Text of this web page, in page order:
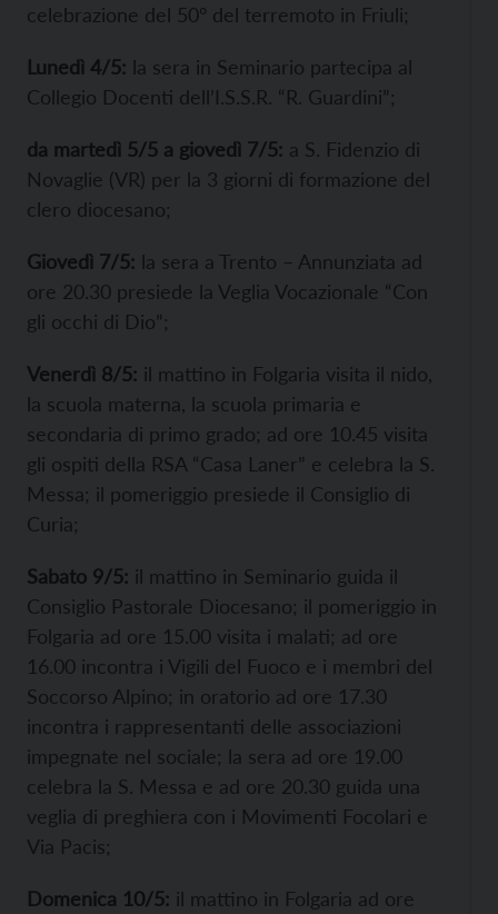
celebrazione del 50° del terremoto in Friuli;
Lunedì 4/5: la sera in Seminario partecipa al
Collegio Docenti dell’I.S.S.R. “R. Guardini”;
da martedì 5/5 a giovedì 7/5: a S. Fidenzio di
Novaglie (VR) per la 3 giorni di formazione del
clero diocesano;
Giovedì 7/5: la sera a Trento – Annunziata ad
ore 20.30 presiede la Veglia Vocazionale “Con
gli occhi di Dio”;
Venerdì 8/5: il mattino in Folgaria visita il nido,
la scuola materna, la scuola primaria e
secondaria di primo grado; ad ore 10.45 visita
gli ospiti della RSA “Casa Laner” e celebra la S.
Messa; il pomeriggio presiede il Consiglio di
Curia;
Sabato 9/5: il mattino in Seminario guida il
Consiglio Pastorale Diocesano; il pomeriggio in
Folgaria ad ore 15.00 visita i malati; ad ore
16.00 incontra i Vigili del Fuoco e i membri del
Soccorso Alpino; in oratorio ad ore 17.30
incontra i rappresentanti delle associazioni
impegnate nel sociale; la sera ad ore 19.00
celebra la S. Messa e ad ore 20.30 guida una
veglia di preghiera con i Movimenti Focolari e
Via Pacis;
Domenica 10/5: il mattino in Folgaria ad ore